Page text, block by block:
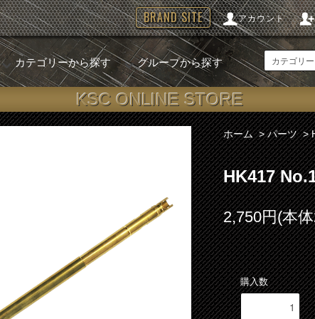
アカウント
BRAND SITE
カテゴリーから探す グループから探す
KSC ONLINE STORE
ホーム >パーツ >
HK417
2,750円(本
購入数